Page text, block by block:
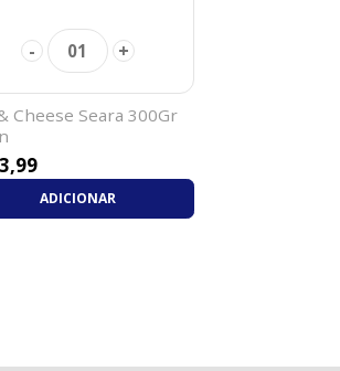
- 01 +
Cheese Seara 300Gr
ADICIONAR